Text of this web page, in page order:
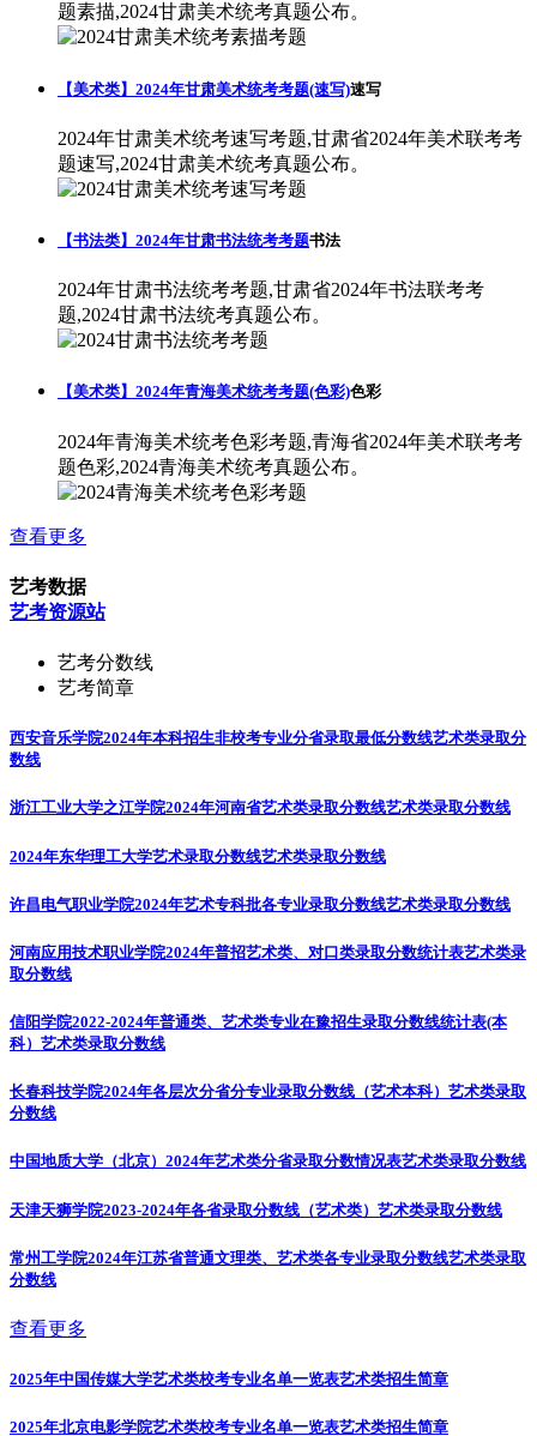
题素描,2024甘肃美术统考真题公布。
【美术类】2024年甘肃美术统考考题(速写)速写
2024年甘肃美术统考速写考题,甘肃省2024年美术联考考
题速写,2024甘肃美术统考真题公布。
【书法类】2024年甘肃书法统考考题书法
2024年甘肃书法统考考题,甘肃省2024年书法联考考
题,2024甘肃书法统考真题公布。
【美术类】2024年青海美术统考考题(色彩)色彩
2024年青海美术统考色彩考题,青海省2024年美术联考考
题色彩,2024青海美术统考真题公布。
查看更多
艺考数据
艺考资源站
艺考分数线
艺考简章
西安音乐学院2024年本科招生非校考专业分省录取最低分数线艺术类录取分
数线
浙江工业大学之江学院2024年河南省艺术类录取分数线艺术类录取分数线
2024年东华理工大学艺术录取分数线艺术类录取分数线
许昌电气职业学院2024年艺术专科批各专业录取分数线艺术类录取分数线
河南应用技术职业学院2024年普招艺术类、对口类录取分数统计表艺术类录
取分数线
信阳学院2022-2024年普通类、艺术类专业在豫招生录取分数线统计表(本
科） 艺术类录取分数线
长春科技学院2024年各层次分省分专业录取分数线（艺术本科） 艺术类录取
分数线
中国地质大学（北京）2024年艺术类分省录取分数情况表艺术类录取分数线
天津天狮学院2023-2024年各省录取分数线（艺术类） 艺术类录取分数线
常州工学院2024年江苏省普通文理类、艺术类各专业录取分数线艺术类录取
分数线
查看更多
2025年中国传媒大学艺术类校考专业名单一览表艺术类招生简章
2025年北京电影学院艺术类校考专业名单一览表艺术类招生简章